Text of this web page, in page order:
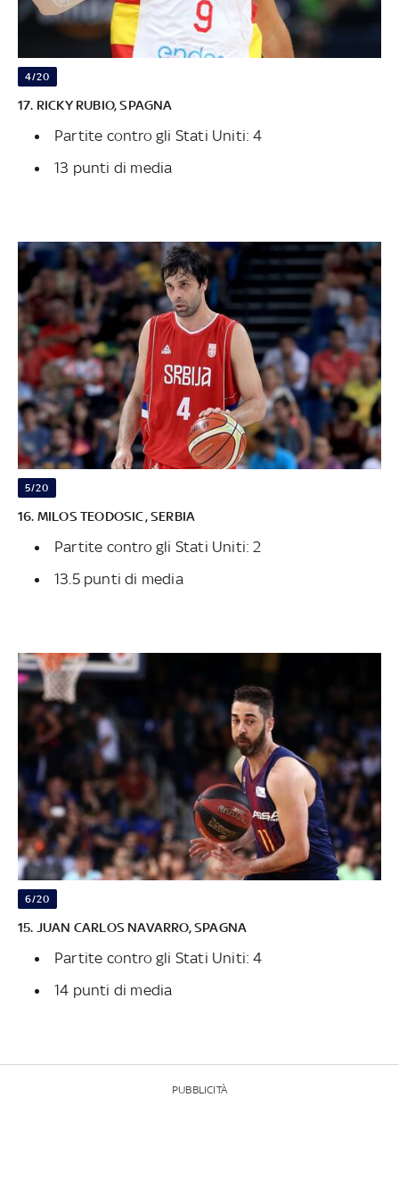
4/20
17. RICKY RUBIO, SPAGNA
Partite contro gli Stati Uniti: 4
13 punti di media
5/20
16. MILOS TEODOSIC, SERBIA
Partite contro gli Stati Uniti: 2
13.5 punti di media
6/20
15. JUAN CARLOS NAVARRO, SPAGNA
Partite contro gli Stati Uniti: 4
14 punti di media
PUBBLICITÀ